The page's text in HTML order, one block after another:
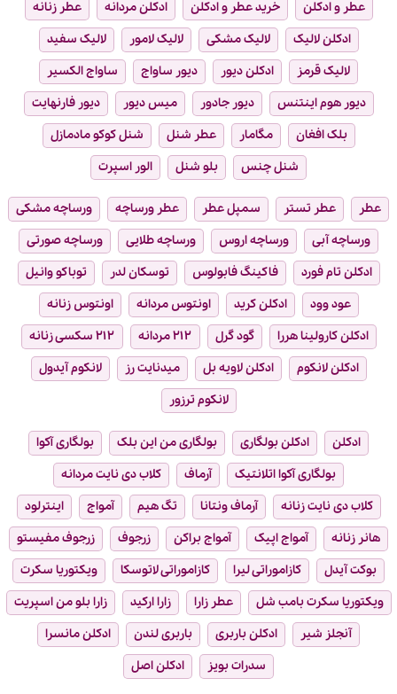
عطر و ادکلن خرید عطر و ادکلن ادکلن مردانه
عطر زنانه
ادکلن لالیک
لالیک مشکی لالیک لامور
لالیک سفید
لالیک قرمز
ادکلن دیور دیور ساواج
ساواج الکسیر
دیور هوم اینتنس
دیور جادور میس دیور
دیور فارنهایت
بلک افغان
مگامار عطر شنل
شنل کوکو مادمازل
شنل چنس
بلو شنل الور اسپرت
عطر عطر تستر سمپل عطر عطر ورساچه
ورساچه مشکی
ورساچه آبی
ورساچه اروس ورساچه طلایی
ورساچه صورتی
ادکلن تام فورد
فاکینگ فابولوس توسکان لدر
توباکو وانیل
عود وود
ادکلن کرید اونتوس مردانه
اونتوس زنانه
ادکلن کارولینا هررا
گود گرل ۲۱۲ مردانه
۲۱۲ سکسی زنانه
ادکلن لانکوم
ادکلن لاویه بل میدنایت رز
لانکوم آیدول
لانکوم ترزور
ادکلن ادکلن بولگاری بولگاری من این بلک
بولگاری آکوا
بولگاری آکوا اتلانتیک
آرماف
کلاب دی نایت مردانه
کلاب دی نایت زنانه
آرماف ونتانا تگ هیم آمواج
اینترلود
هانر زنانه
آمواج اپیک آمواج براکن زرجوف
زرجوف مفیستو
بوکت آیدل
کازاموراتی لیرا کازاموراتی لاتوسکا
ویکتوریا سکرت
ویکتوریا سکرت بامب شل
عطر زارا زارا ارکید
زارا بلو من اسپریت
آنجلز شیر
ادکلن باربری باربری لندن
ادکلن مانسرا
سدرات بویز
ادکلن اصل